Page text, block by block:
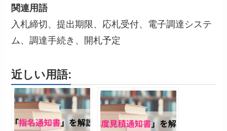
関連用語
入札締切、提出期限、応札受付、電子調達システ
ム、調達手続き、開札予定
近しい用語: